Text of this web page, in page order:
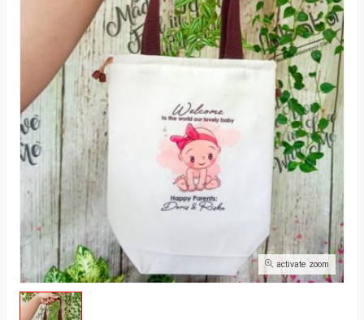
activate zoom